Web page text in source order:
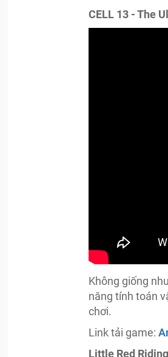
CELL 13 - The
Không giống
năng tính toán
chơi.
Link tải game:
Little Red